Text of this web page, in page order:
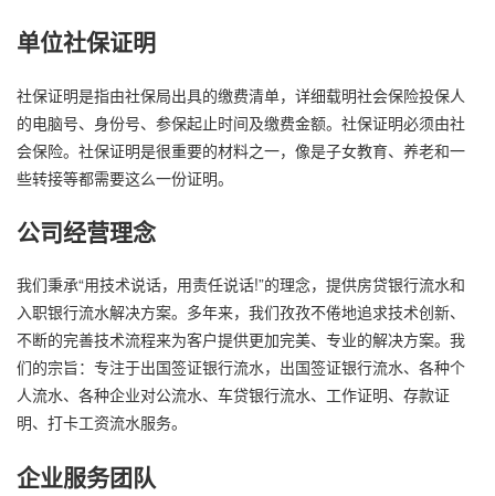
单位社保证明
社保证明是指由社保局出具的缴费清单，详细载明社会保险投保人
的电脑号、身份号、参保起止时间及缴费金额。社保证明必须由社
会保险。社保证明是很重要的材料之一，像是子女教育、养老和一
些转接等都需要这么一份证明。
公司经营理念
我们秉承“用技术说话，用责任说话!”的理念，提供房贷银行流水和
入职银行流水解决方案。多年来，我们孜孜不倦地追求技术创新、
不断的完善技术流程来为客户提供更加完美、专业的解决方案。我
们的宗旨：专注于出国签证银行流水，出国签证银行流水、各种个
人流水、各种企业对公流水、车贷银行流水、工作证明、存款证
明、打卡工资流水服务。
企业服务团队